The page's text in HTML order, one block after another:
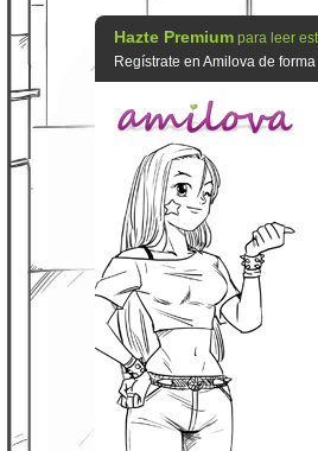
Hazte Premium para leer
Regístrate en Amilova de